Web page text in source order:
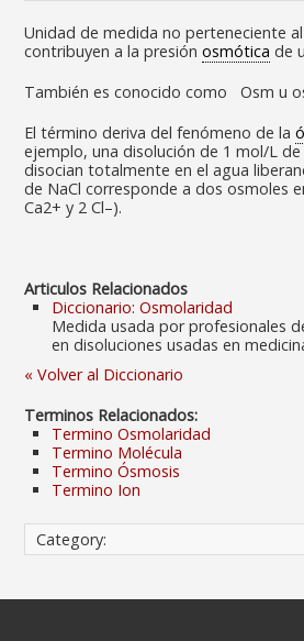
Unidad de medida no perteneciente
contribuyen a la presión osmótica de
También es conocido como Osm u
El término deriva del fenómeno de la
ejemplo, una disolución de 1 mol/L
disocian totalmente en el agua
de NaCl corresponde a dos osmoles
Ca2+ y 2 Cl–).
Articulos Relacionados
Diccionario: Osmolaridad
Medida usada por profesionales
en disoluciones usadas en
« Volver al Diccionario
Terminos Relacionados:
Termino Osmolaridad
Termino Molécula
Termino Ósmosis
Termino Ion
Category: